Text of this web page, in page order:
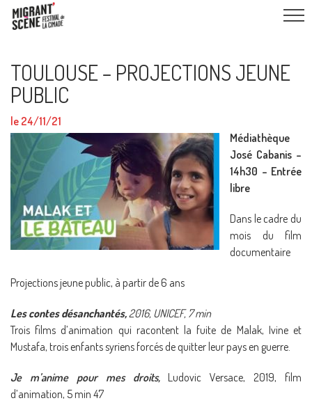
TOULOUSE – PROJECTIONS JEUNE
PUBLIC
le 24/11/21
Médiathèque
José Cabanis –
14h30 – Entrée
libre
Dans le cadre du
mois du film
documentaire
Projections jeune public, à partir de 6 ans
Les contes désanchantés,2016, UNICEF, 7 min
Trois films d’animation qui racontent la fuite de Malak, Ivine et
Mustafa, trois enfants syriens forcés de quitter leur pays en guerre.
Je m’anime pour mes droits, Ludovic Versace, 2019, film
d’animation, 5 min 47